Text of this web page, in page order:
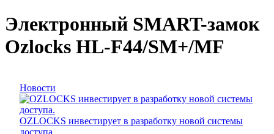
Электронный SMART-замок
Ozlocks HL-F44/SM+/MF
Новости
OZLOCKS инвестирует в разработку новой системы
доступа.